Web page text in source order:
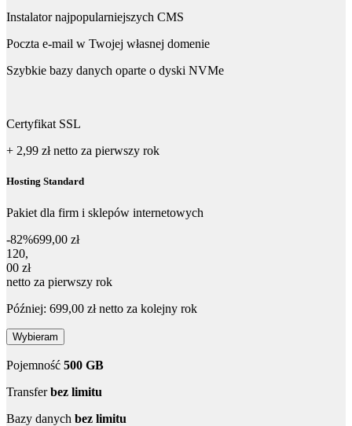
Instalator najpopularniejszych CMS
Poczta e-mail w Twojej własnej domenie
Szybkie bazy danych oparte o dyski NVMe
Certyfikat SSL
+ 2,99 złnetto za pierwszy rok
Hosting Standard
Pakiet dla firm i sklepów internetowych
-82%699,00 zł
120,00 zł netto za pierwszy rok
120,
00 zł
netto za pierwszy rok
Później: 699,00 zł netto za kolejny rok
Wybieram
Pojemność 500 GB
Transferbez limitu
Bazy danych bez limitu